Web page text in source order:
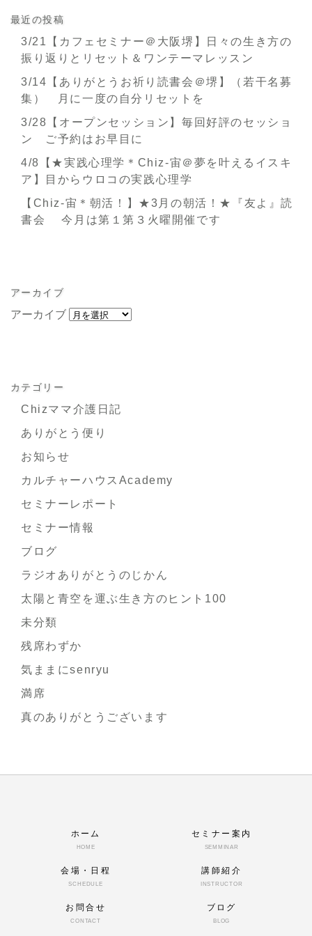
最近の投稿
3/21【カフェセミナー＠大阪堺】日々の生き方の
振り返りとリセット＆ワンテーマレッスン
3/14【ありがとうお祈り読書会＠堺】（若干名募
集） 月に一度の自分リセットを
3/28【オープンセッション】毎回好評のセッショ
ン ご予約はお早目に
4/8【★実践心理学＊Chiz-宙＠夢を叶えるイスキ
ア】目からウロコの実践心理学
【Chiz-宙＊朝活！】★3月の朝活！★『友よ』読
書会 今月は第１第３火曜開催です
アーカイブ
アーカイブ
カテゴリー
Chizママ介護日記
ありがとう便り
お知らせ
カルチャーハウスAcademy
セミナーレポート
セミナー情報
ブログ
ラジオありがとうのじかん
太陽と青空を運ぶ生き方のヒント100
未分類
残席わずか
気ままにsenryu
満席
真のありがとうございます
ホーム
HOME
セミナー案内
SEMMINAR
会場・日程
SCHEDULE
講師紹介
INSTRUCTOR
お問合せ
CONTACT
ブログ
BLOG